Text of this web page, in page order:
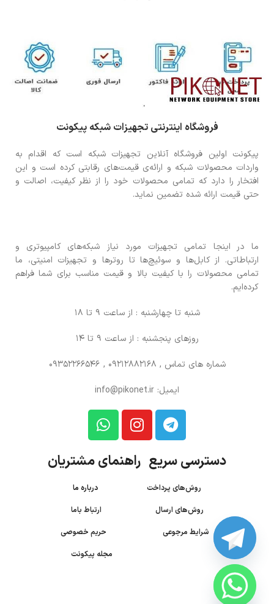
فروشگاه اینترنتی تجهیزات شبکه پیکونت
پیکونت اولین فروشگاه آنلاین تجهیزات شبکه است که اقدام به
واردات محصولات شبکه و ارائه‌ی قیمت‌های رقابتی کرده است و این
افتخار را دارد که تمامی محصولات خود را از نظر کیفیت، اصالت و
حتی قیمت ارائه شده تضمین نماید.
ما در اینجا تمامی تجهیزات مورد نیاز شبکه‌های کامپیوتری و
ارتباطاتی. از کابل‌ها و سوئیچ‌ها تا روترها و تجهیزات امنیتی، ما
تمامی محصولات را با کیفیت بالا و قیمت مناسب برای شما فراهم
کرده‌ایم.
شنبه تا چهارشنبه : از ساعت 9 تا 18
روزهای پنجشنبه : از ساعت 9 تا 14
شماره های تماس , 09212882168 , 09352266546
ایمیل: info@pikonet.ir
دسترسی سریع راهنمای مشتریان
روش‌های پرداخت درباره ما
روش‌های ارسال
ارتباط باما
شرایط مرجوعی
حریم خصوصی
مجله پیکونت
CHATY